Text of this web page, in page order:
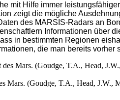
mit Hilfe immer
zeigt die mögliche
des MARSIS-Radars an
Informationen über
in bestimmten Regionen
die man bereits
Mars. (Goudge, T.A., Head, J.W.,